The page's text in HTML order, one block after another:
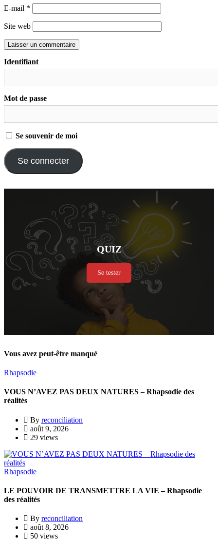
E-mail *
Site web
Identifiant
Mot de passe
Se souvenir de moi
QUIZ
Se tester
Vous avez peut-être manqué
Rhapsodie
VOUS N’AVEZ PAS DEUX NATURES – Rhapsodie des
réalités
By reconciliation
août 9, 2026
29 views
Rhapsodie
LE POUVOIR DE TRANSMETTRE LA VIE – Rhapsodie
des réalités
By reconciliation
août 8, 2026
50 views